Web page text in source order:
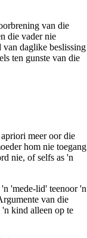
van die
die vader nie
van daglike beslissing
ten gunste van die
apriori meer oor die
hom nie toegang
nie, of selfs as 'n
'mede-lid' teenoor 'n
van die
kind alleen op te